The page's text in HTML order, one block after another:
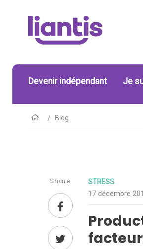
Devenir indépendant Je
Blog
Share STRESS
17 décembre